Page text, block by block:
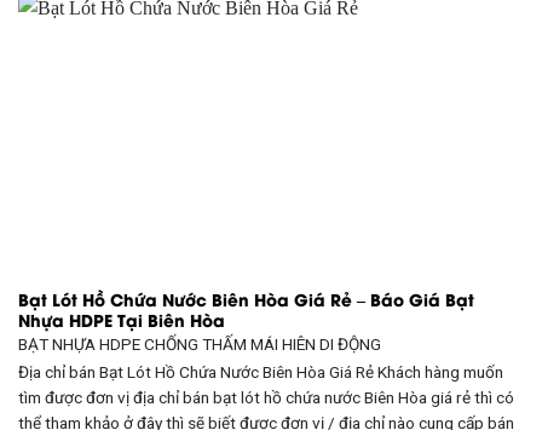
Bạt Lót Hồ Chứa Nước Biên Hòa Giá Rẻ – Báo Giá Bạt
Nhựa HDPE Tại Biên Hòa
BẠT NHỰA HDPE CHỐNG THẤM MÁI HIÊN DI ĐỘNG
Địa chỉ bán Bạt Lót Hồ Chứa Nước Biên Hòa Giá Rẻ Khách hàng muốn
tìm được đơn vị địa chỉ bán bạt lót hồ chứa nước Biên Hòa giá rẻ thì có
thể tham khảo ở đây thì sẽ biết được đơn vị / địa chỉ nào cung cấp bán